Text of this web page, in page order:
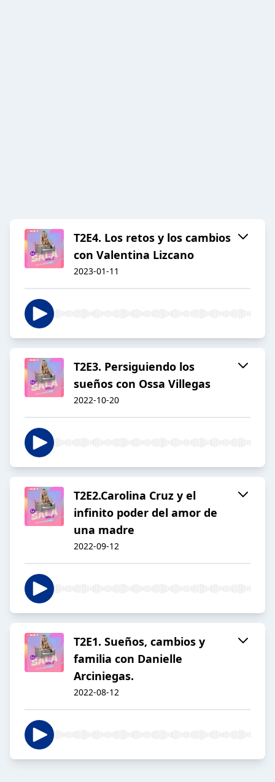
T2E4. Los retos y los cambios
con Valentina Lizcano
2023-01-11
T2E3. Persiguiendo los
sueños con Ossa Villegas
2022-10-20
T2E2.Carolina Cruz y el
infinito poder del amor de
una madre
2022-09-12
T2E1. Sueños, cambios y
familia con Danielle
Arciniegas.
2022-08-12